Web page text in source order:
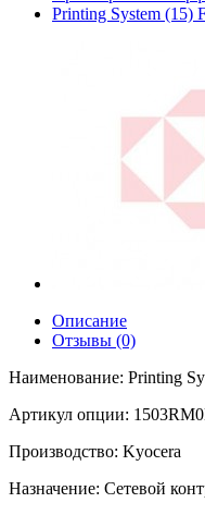
Printing System (15)
Описание
Отзывы (0)
Наименование: Printing
Артикул опции:
Производство: Kyocera
Назначение: Сетевой